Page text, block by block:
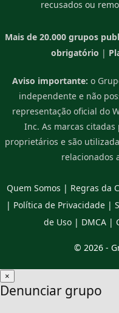
recusados ou
Mais de 20.000 grupos
obrigatório |
Aviso importante: o
independente e não
representação oficial do
Inc. As marcas
proprietários e são
relacionados
Quem Somos | Regras da
| Política de Privacidade |
de Uso| DMCA|
© 2026 -
×
Denunciar grupo